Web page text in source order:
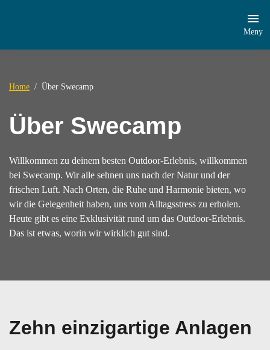
Meny
Home Über Swecamp
Über Swecamp
Willkommen zu deinem besten Outdoor-Erlebnis, willkommen
bei Swecamp. Wir alle sehnen uns nach der Natur und der
frischen Luft. Nach Orten, die Ruhe und Harmonie bieten, wo
wir die Gelegenheit haben, uns vom Alltagsstress zu erholen.
Heute gibt es eine Exklusivität rund um das Outdoor-Erlebnis.
Das ist etwas, worin wir wirklich gut sind.
Zehn einzigartige Anlagen